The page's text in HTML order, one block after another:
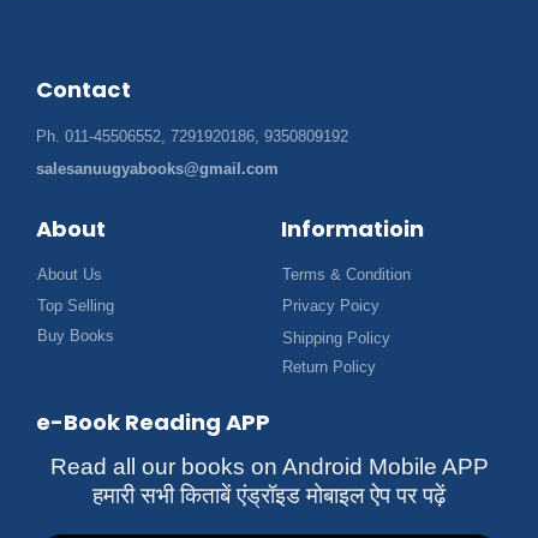
Contact
Ph. 011-45506552, 7291920186, 9350809192
salesanuugyabooks@gmail.com
About
About Us
Top Selling
Buy Books
Informatioin
Terms & Condition
Privacy Poicy
Shipping Policy
Return Policy
e-Book Reading APP
Read all our books on Android Mobile APP
हमारी सभी किताबें एंड्रॉइड मोबाइल ऐप पर पढ़ें